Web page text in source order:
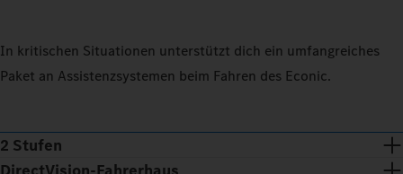
In kritischen Situationen unterstützt dich ein umfangreiches
Paket an Assistenzsystemen beim Fahren des Econic.
2 Stufen